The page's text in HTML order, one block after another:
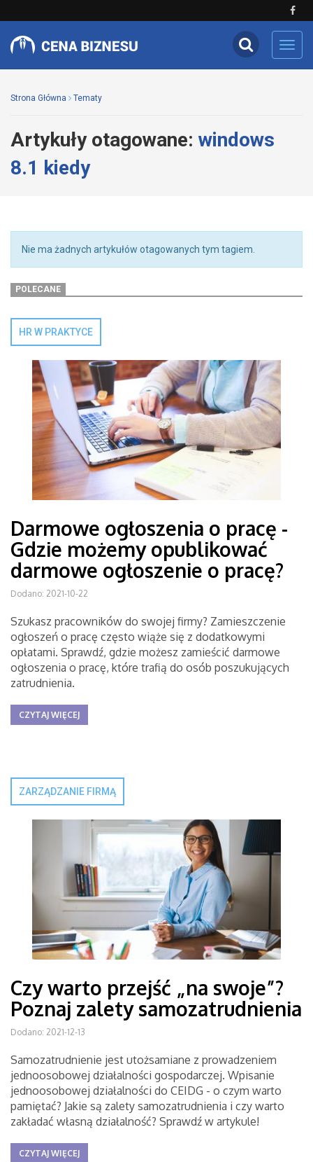
Strona Główna Tematy
Artykuły otagowane: windows
8.1 kiedy
Nie ma żadnych artykułów otagowanych tym tagiem.
POLECANE
HR W PRAKTYCE
Darmowe ogłoszenia o pracę -
Gdzie możemy opublikować
darmowe ogłoszenie o pracę?
Dodano: 2021-10-22
Szukasz pracowników do swojej firmy? Zamieszczenie
ogłoszeń o pracę często wiąże się z dodatkowymi
opłatami. Sprawdź, gdzie możesz zamieścić darmowe
ogłoszenia o pracę, które trafią do osób poszukujących
zatrudnienia.
CZYTAJ WIĘCEJ
ZARZĄDZANIE FIRMĄ
Czy warto przejść „na swoje”?
Poznaj zalety samozatrudnienia
Dodano: 2021-12-13
Samozatrudnienie jest utożsamiane z prowadzeniem
jednoosobowej działalności gospodarczej. Wpisanie
jednoosobowej działalności do CEIDG - o czym warto
pamiętać? Jakie są zalety samozatrudnienia i czy warto
zakładać własną działalność? Sprawdź w artykule!
CZYTAJ WIĘCEJ